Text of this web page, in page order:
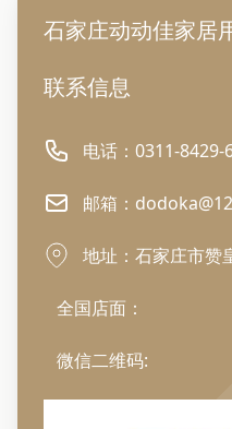
石家庄动动佳家居
联系信息
电话：0311-8429-
邮箱：
地址：石家庄市赞
全国店面：
微信二维码: